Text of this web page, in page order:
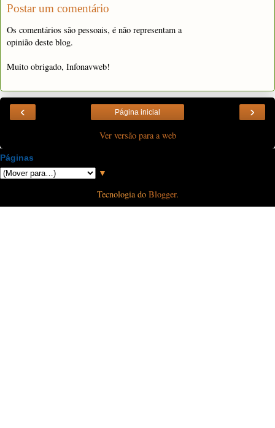
Postar um comentário
Os comentários são pessoais, é não representam a
opinião deste blog.
Muito obrigado, Infonavweb!
‹ ›
Página inicial
Ver versão para a web
Páginas
▼
Tecnologia do Blogger.